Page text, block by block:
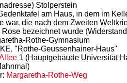
Stolperstein
am Haus, in dem im
war, die nach dem Zweiten
bezeichnet wurde
Rothe-Gymnasium
"Rothe-Geussenhainer-Haus"
1 (Hauptgebäude Universität
Margaretha-Rothe-Weg